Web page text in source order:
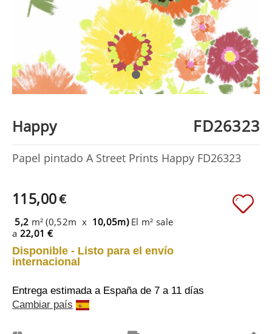
Happy FD26323
Papel pintado A Street Prints Happy FD26323
115,00€
5,2 m² (0,52m x 10,05m) El m² sale
a 22,01 €
Disponible - Listo para el envío
internacional
Entrega estimada a España de 7 a 11 días
Cambiar país